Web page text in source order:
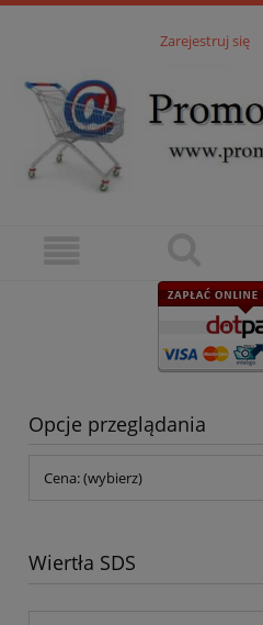
Zarejestruj się
Opcje przeglądania
Cena: (wybierz)
Wiertła SDS